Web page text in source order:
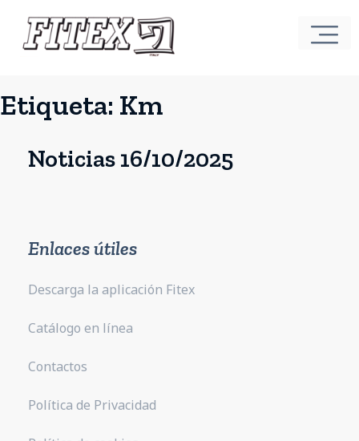
Etiqueta: Km
Noticias 16/10/2025
Enlaces útiles
Descarga la aplicación Fitex
Catálogo en línea
Contactos
Política de Privacidad